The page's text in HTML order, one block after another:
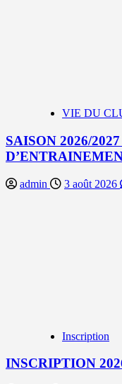
VIE DU
SAISON 2026/
admin 3 août 2026
Inscription
INSCRIPTION